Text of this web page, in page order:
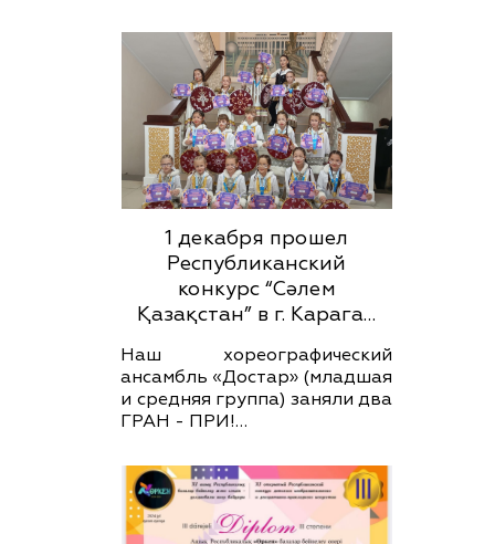
1 декабря прошел
Республиканский
конкурс “Сәлем
Қазақстан” в г. Карага…
Наш хореографический
ансамбль «Достар» (младшая
и средняя группа) заняли два
ГРАН - ПРИ!…